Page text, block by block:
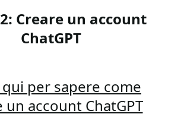
Creare un account
ChatGPT
qui per sapere come
un account ChatGPT